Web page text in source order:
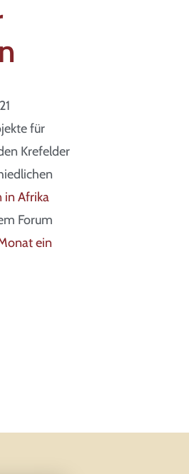
für
Krefelder
in Afrika
Forum
ein